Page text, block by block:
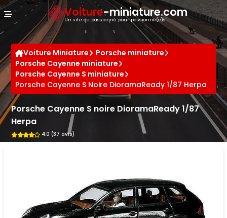
Voiture-miniature.com
Un site de passionné pour passionné(e)s
Voiture Miniature
Porsche miniature
Porsche Cayenne miniature
Porsche Cayenne S miniature
Porsche Cayenne S Noire DioramaReady 1/87 Herpa
Porsche Cayenne S noire DioramaReady 1/87
Herpa
4.0 (37 avis)
Panneau de gestion des cookies